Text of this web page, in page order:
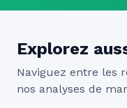
Explorez
Naviguez entre les
nos analyses de